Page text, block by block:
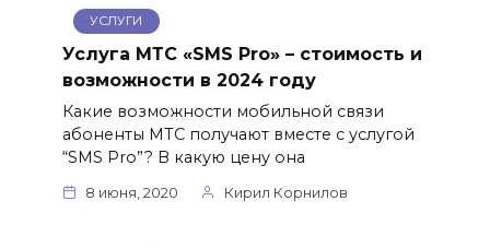
УСЛУГИ
Услуга МТС «SMS Pro» – стоимость и
возможности в 2024 году
Какие возможности мобильной связи
абоненты МТС получают вместе с услугой
“SMS Pro”? В какую цену она
8 июня, 2020 Кирил Корнилов